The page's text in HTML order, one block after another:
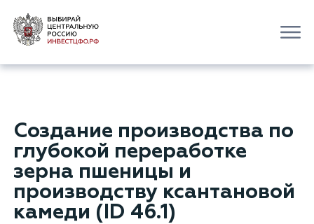
Создание производства по
глубокой переработке
зерна пшеницы и
производству ксантановой
камеди (ID 46.1)